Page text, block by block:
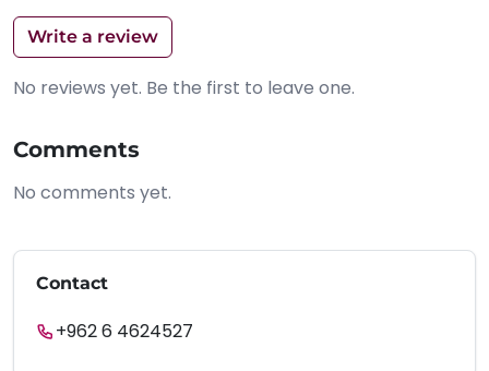
Write a review
No reviews yet. Be the first to leave one.
Comments
No comments yet.
Contact
+962 6 4624527